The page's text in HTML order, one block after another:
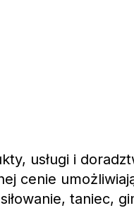
usługi i
cenie
taniec,